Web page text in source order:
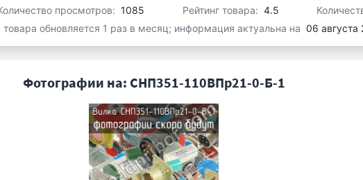
просмотров: 1085 Рейтинг товара: 4.5
товара обновляется 1 раз в месяц; информация актуальна на 06 августа
Фотографии на: СНП351-110ВПр21-0-Б-1